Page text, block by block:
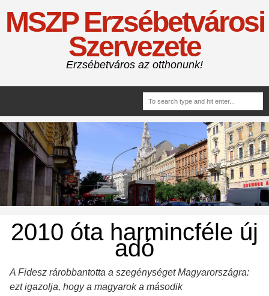
MSZP Erzsébetvárosi
Szervezete
Erzsébetváros az otthonunk!
2010 óta harmincféle új
adó
A Fidesz rárobbantotta a szegénységet Magyarországra:
ezt igazolja, hogy a magyarok a második